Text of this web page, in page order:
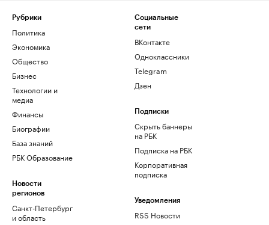
Рубрики
Политика
Экономика
Общество
Бизнес
Технологии и
медиа
Финансы
Биографии
База знаний
РБК Образование
Новости
регионов
Санкт-Петербург
и область
Социальные
сети
ВКонтакте
Одноклассники
Telegram
Дзен
Подписки
Скрыть баннеры
на РБК
Подписка на РБК
Корпоративная
подписка
Уведомления
RSS Новости